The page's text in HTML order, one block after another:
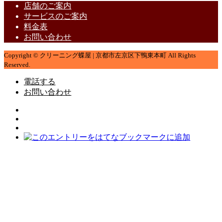
店舗のご案内
サービスのご案内
料金表
お問い合わせ
Copyright © クリーニング蝶屋 | 京都市左京区下鴨東本町 All Rights
Reserved.
電話する
お問い合わせ